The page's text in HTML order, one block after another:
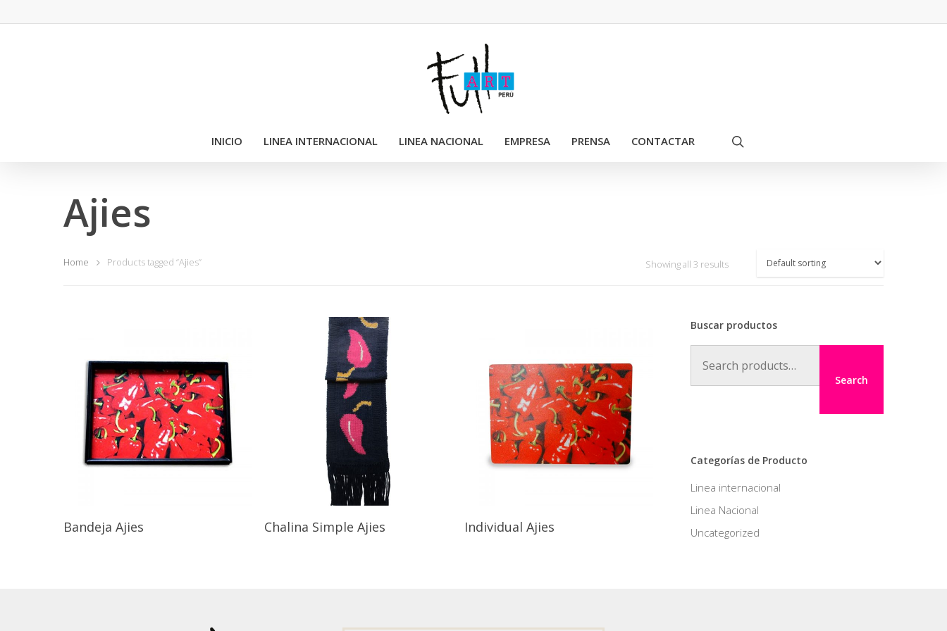
INICIO LINEA INTERNACIONAL LINEA NACIONAL EMPRESA PRENSA CONTACTAR
Ajies
Showing all 3 results
Home Products tagged “Ajies”
Bandeja Ajies Chalina Simple Ajies Individual Ajies
Buscar productos
for:
Search
Categorías de Producto
Linea internacional
Linea Nacional
Uncategorized